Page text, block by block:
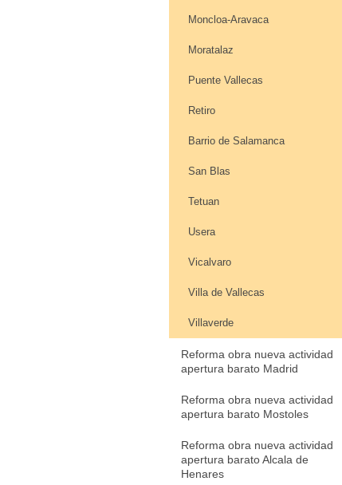
Moncloa-Aravaca
Moratalaz
Puente Vallecas
Retiro
Barrio de Salamanca
San Blas
Tetuan
Usera
Vicalvaro
Villa de Vallecas
Villaverde
Reforma obra nueva actividad
apertura barato Madrid
Reforma obra nueva actividad
apertura barato Mostoles
Reforma obra nueva actividad
apertura barato Alcala de
Henares